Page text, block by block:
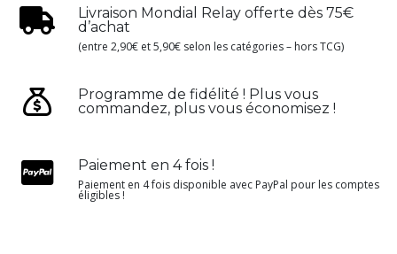
Livraison Mondial Relay offerte dès 75€
d’achat
(entre 2,90€ et 5,90€ selon les catégories – hors TCG)
Programme de fidélité ! Plus vous
commandez, plus vous économisez !
Paiement en 4 fois !
Paiement en 4 fois disponible avec PayPal pour les comptes
éligibles !